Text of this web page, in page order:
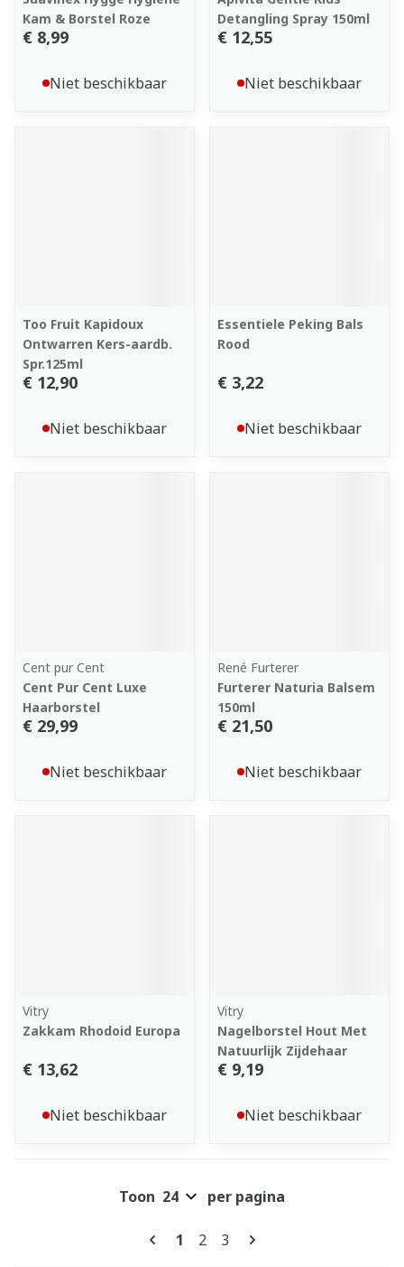
Kam & Borstel Roze
€ 8,99
Niet beschikbaar
Detangling Spray 150ml
€ 12,55
Niet beschikbaar
Too Fruit Kapidoux
Ontwarren Kers-aardb.
Spr.125ml
€ 12,90
Niet beschikbaar
Essentiele Peking Bals
Rood
€ 3,22
Niet beschikbaar
Cent pur Cent
Cent Pur Cent Luxe
Haarborstel
€ 29,99
Niet beschikbaar
René Furterer
Furterer Naturia Balsem
150ml
€ 21,50
Niet beschikbaar
Vitry
Zakkam Rhodoid Europa
€ 13,62
Niet beschikbaar
Vitry
Nagelborstel Hout Met
Natuurlijk Zijdehaar
€ 9,19
Niet beschikbaar
Pagina's
U lees momenteel pagina
1 Pagina
2 Pagina
3
Toon per pagina